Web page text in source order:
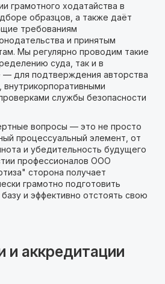
грамотного ходатайства в
образцов, а также даёт
требованиям
и принятым
Мы регулярно проводим такие
суда, так и в
для подтверждения авторства
службы безопасности
вопросы — это не просто
процессуальный элемент, от
и убедительность будущего
профессионалов ООО
сторона получает
грамотно подготовить
и эффективно отстоять свою
и аккредитации